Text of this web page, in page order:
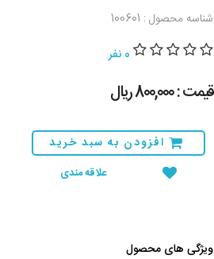
شناسه محصول : 100601
0 نفر
قیمت : 800,000 ريال
افزودن به سبد خرید
علاقه مندی
ویژگی های محصول